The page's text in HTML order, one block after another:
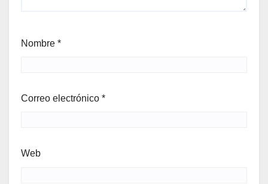
Nombre *
Correo electrónico *
Web